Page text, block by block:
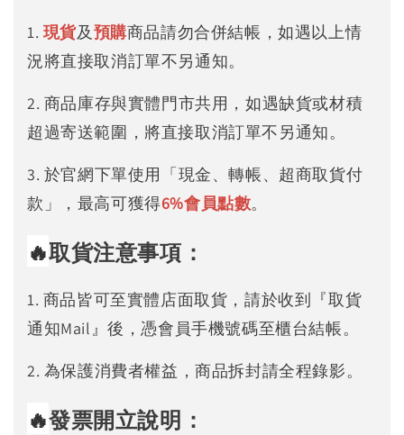
1. 現貨及預購商品請勿合併結帳，如遇以上情
況將直接取消訂單不另通知。
2. 商品庫存與實體門市共用，如遇缺貨或材積
超過寄送範圍，將直接取消訂單不另通知。
3. 於官網下單使用「現金、轉帳、超商取貨付
款」，最高可獲得6%會員點數。
🔥取貨注意事項：
1. 商品皆可至實體店面取貨，請於收到『取貨
通知Mail』後，憑會員手機號碼至櫃台結帳。
2. 為保護消費者權益，商品拆封請全程錄影。
🔥發票開立說明：